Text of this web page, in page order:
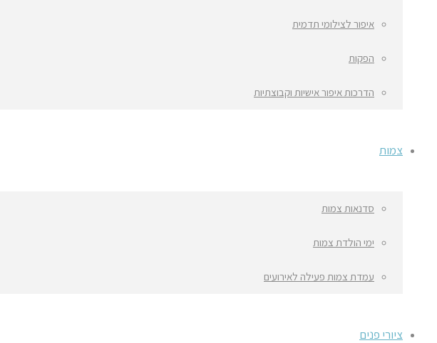
איפור לצילומי תדמית
הפקות
הדרכות איפור אישיות וקבוצתיות
צמות
סדנאות צמות
ימי הולדת צמות
עמדת צמות פעילה לאירועים
ציורי פנים